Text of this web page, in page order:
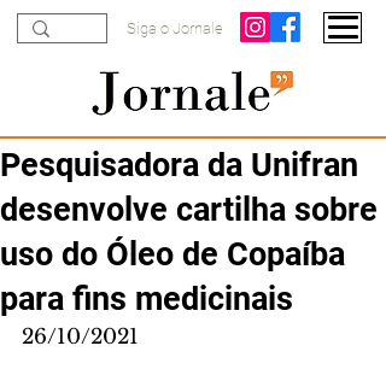
Siga o Jornale
Pesquisadora da Unifran
desenvolve cartilha sobre
uso do Óleo de Copaíba
para fins medicinais
26/10/2021